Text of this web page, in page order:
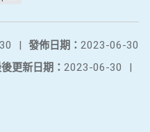
發佈日期： 2023-06-30
|
更新日期： 2023-06-30 |